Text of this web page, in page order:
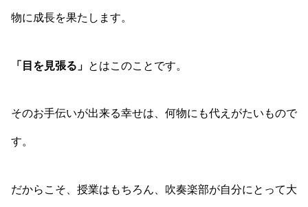
物に成長を果たします。
「目を見張る」 とはこのことです。
そのお手伝いが出来る幸せは、何物にも代えがたいもので
す。
だからこそ、授業はもちろん、吹奏楽部が自分にとって大